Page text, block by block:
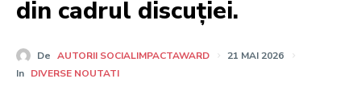
din cadrul discuției.
De AUTORII SOCIALIMPACTAWARD
21 MAI 2026
In DIVERSE NOUTATI